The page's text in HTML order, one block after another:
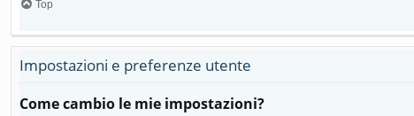
Top
Impostazioni e preferenze utente
Come cambio le mie impostazioni?